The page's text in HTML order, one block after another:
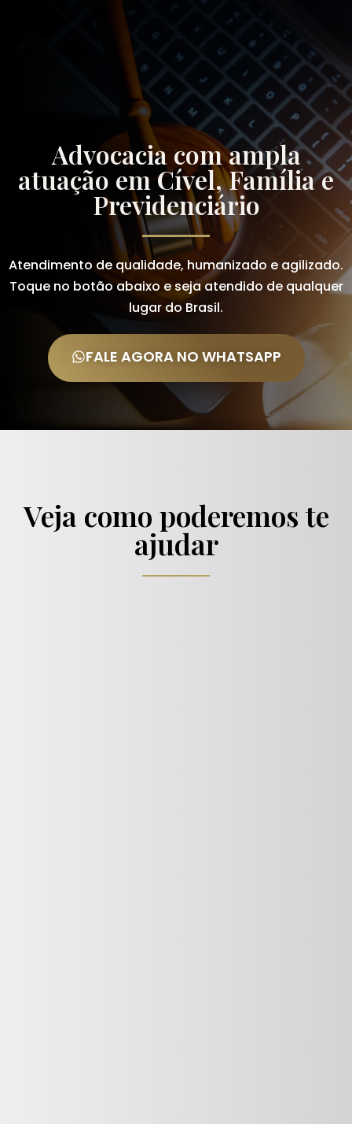
Advocacia com ampla
atuação em Cível, Família e
Previdenciário
Atendimento de qualidade, humanizado e agilizado.
Toque no botão abaixo e seja atendido de qualquer
lugar do Brasil.
FALE AGORA NO WHATSAPP
Veja como poderemos te
ajudar